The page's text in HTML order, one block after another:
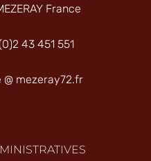
France
43 451 551
@ mezeray72.fr